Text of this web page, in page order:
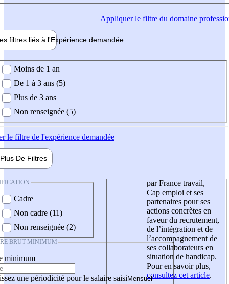
Appliquerle filtre du domaine
filtres liés à l'Expérience demandée
demandée
Moins de 1 an
De 1 à 3 ans (5)
Plus de 3 ans
Non renseignée (5)
le filtre de l'expérience demandée
Plus De Filtres
Cadre
Non cadre (11)
Non renseignée (2)
BRUT MINIMUM
minimum
une périodicité pour le salaire saisi
par France travail,
Cap emploi et ses
partenaires pour ses
actions concrètes en
faveur du recrutement,
de l’intégration et de
l’accompagnement de
ses collaborateurs en
situation de handicap.
Pour en savoir plus,
consultez cet article.